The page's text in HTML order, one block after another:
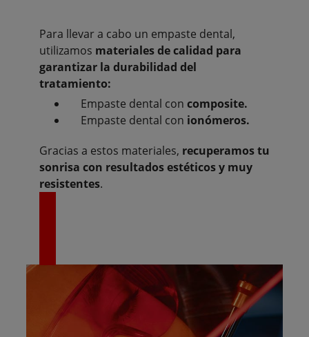
Para llevar a cabo un empaste dental,
utilizamos materiales de calidad para
garantizar la durabilidad del
tratamiento:
Empaste dental con composite.
Empaste dental con ionómeros.
Gracias a estos materiales, recuperamos tu
sonrisa con resultados estéticos y muy
resistentes.